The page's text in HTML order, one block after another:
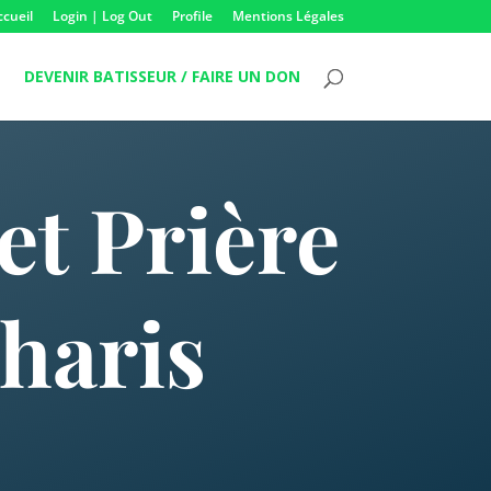
Login | Log Out Profile Mentions Légales
DEVENIR BATISSEUR / FAIRE UN DON
Prière